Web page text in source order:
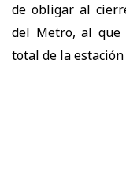
de obligar al
del Metro, al que
total de la estación